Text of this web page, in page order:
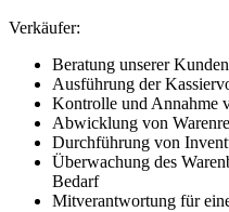
Verkäufer:
Beratung unserer Kunden
Ausführung der
Kontrolle und Annahme
Abwicklung von
Durchführung von
Überwachung des
Bedarf
Mitverantwortung für